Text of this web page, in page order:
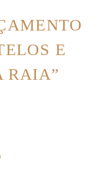
E
RAIA”